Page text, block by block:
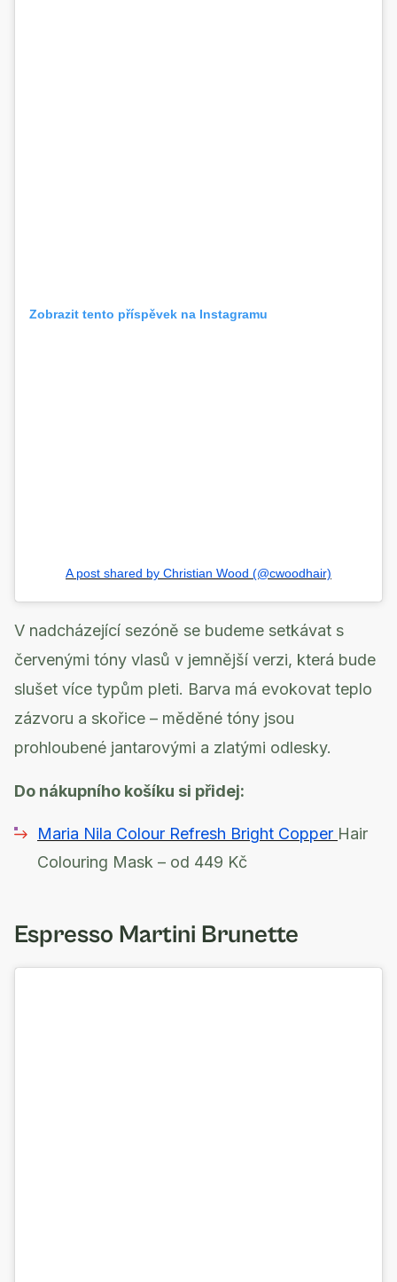
Zobrazit tento příspěvek na Instagramu
A post shared by Christian Wood (@cwoodhair)
V nadcházející sezóně se budeme setkávat s
červenými tóny vlasů v jemnější verzi, která bude
slušet více typům pleti. Barva má evokovat teplo
zázvoru a skořice – měděné tóny jsou
prohloubené jantarovými a zlatými odlesky.
Do nákupního košíku si přidej:
Maria Nila Colour Refresh Bright Copper Hair
Colouring Mask – od 449 Kč
Espresso Martini Brunette